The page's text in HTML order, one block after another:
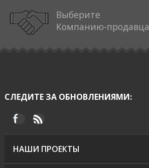
Выберите
Компанию-продавца
СЛЕДИТЕ ЗА ОБНОВЛЕНИЯМИ:
НАШИ ПРОЕКТЫ